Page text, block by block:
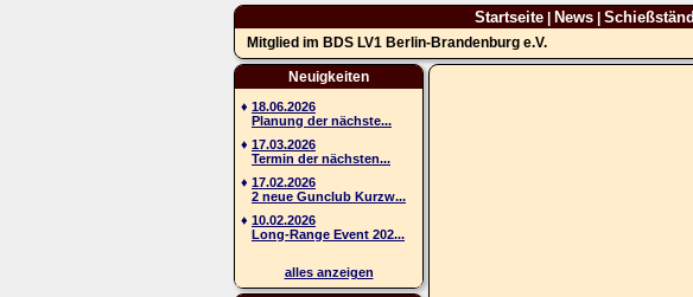
Startseite| News|
Mitglied im BDS LV1 Berlin-Brandenburg e.V.
Neuigkeiten
♦ 18.06.2026
Planung der nächste...
♦ 17.03.2026
Termin der nächsten...
♦ 17.02.2026
2 neue Gunclub Kurzw...
♦ 10.02.2026
Long-Range Event 202...
alles anzeigen